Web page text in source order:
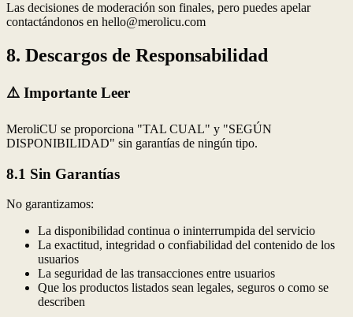
Las decisiones de moderación son finales, pero puedes apelar
contactándonos en hello@merolicu.com
8. Descargos de Responsabilidad
⚠️ Importante Leer
MeroliCU se proporciona "TAL CUAL" y "SEGÚN
DISPONIBILIDAD" sin garantías de ningún tipo.
8.1 Sin Garantías
No garantizamos:
La disponibilidad continua o ininterrumpida del servicio
La exactitud, integridad o confiabilidad del contenido de los
usuarios
La seguridad de las transacciones entre usuarios
Que los productos listados sean legales, seguros o como se
describen